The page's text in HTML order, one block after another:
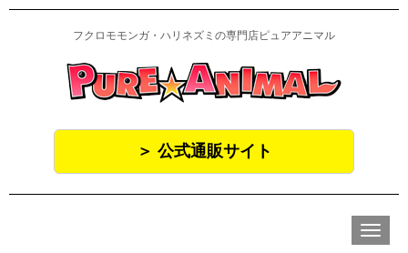
フクロモモンガ・ハリネズミの専門店ピュアアニマル
＞ 公式通販サイト
N
a